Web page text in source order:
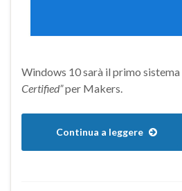
Windows 10 sarà il primo
Certified”per Makers.
Continua a leggere